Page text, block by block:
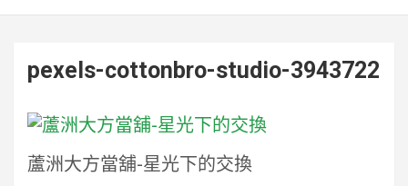
pexels-cottonbro-studio-3943722
蘆洲大方當舖-星光下的交換